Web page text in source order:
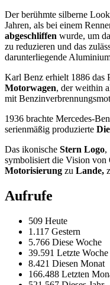
Der berühmte silberne
Jahren, als bei einem
abgeschliffen wurde, um
zu reduzieren und das
darunterliegende
Karl Benz erhielt 1886 das
Motorwagen, der weithin
mit
1936 brachte Mercedes-
serienmäßig produzierte
Das ikonische Stern Logo,
symbolisiert die Vision
Motorisierung zu Lande,
Aufrufe
509 Heute
1.117 Gestern
5.766 Diese Woche
39.591 Letzte Woche
8.421 Diesen Monat
166.488 Letzten